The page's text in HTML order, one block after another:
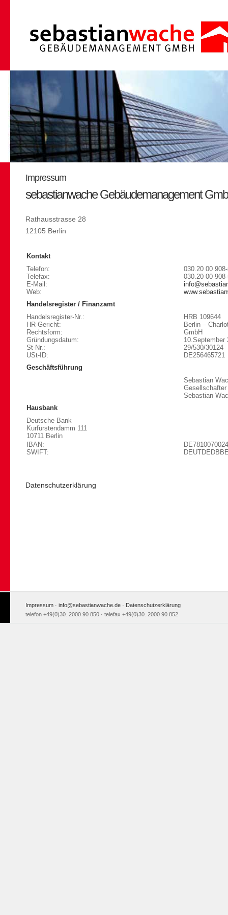
Impressum
sebastianwache Gebäudemanagement
Rathausstrasse 28
12105 Berlin
Kontakt
Telefon:
Telefax:
E-Mail:
Web:
030.20 00
030.20 00
Handelsregister / Finanzamt
Handelsregister-Nr.:
HR-Gericht:
Rechtsform:
Gründungsdatum:
St-Nr.:
USt-ID:
HRB 109644
Berlin –
GmbH
10.September
29/530/30124
DE256465721
Geschäftsführung
Sebastian
Sebastian
Hausbank
Deutsche Bank
Kurfürstendamm 111
10711 Berlin
IBAN:
SWIFT:
Datenschutzerklärung
Impressum · info@sebastianwache.de · Datenschutzerklärung
telefon +49(0)30. 2000 90 850 · telefax +49(0)30. 2000 90 852